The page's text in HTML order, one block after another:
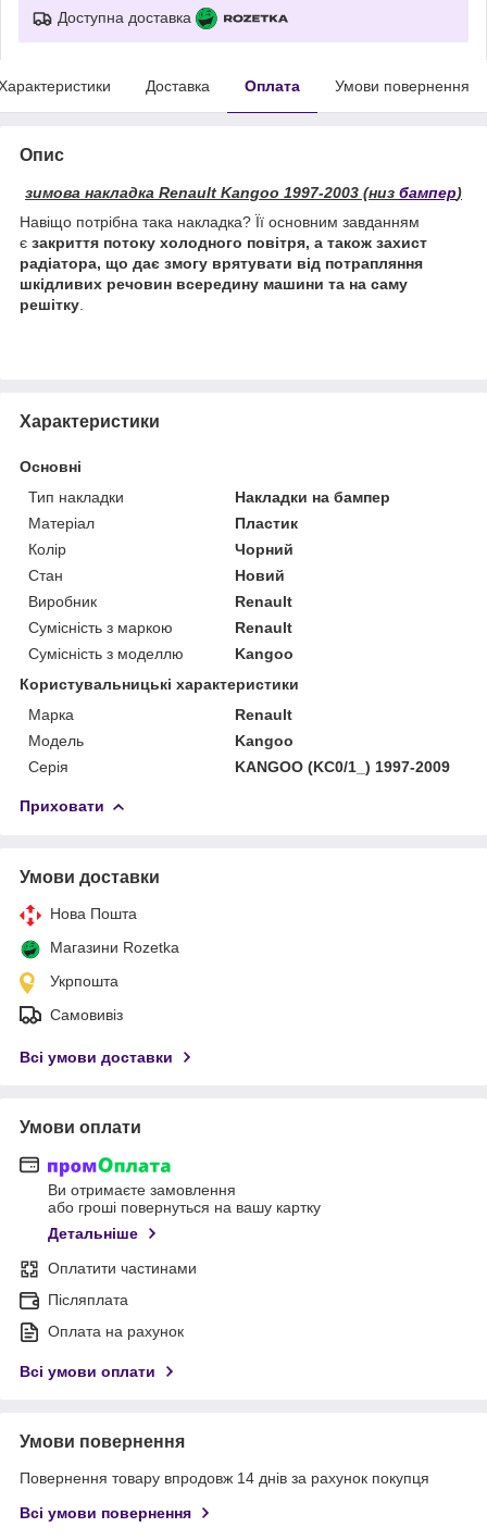
Доступна доставка
Доставка Оплата Умови повернення
Опис
зимова накладка Renault Kangoo 1997-2003 (низ бампер)
Навіщо потрібна така накладка? Її основним завданням
є закриття потоку холодного повітря, а також захист
радіатора, що дає змогу врятувати від потрапляння
шкідливих речовин всередину машини та на саму
решітку
Характеристики
Основні
Тип накладки
Накладки на бампер
Матеріал
Пластик
Колір
Чорний
Стан
Новий
Виробник
Renault
Сумісність з маркою
Renault
Сумісність з моделлю
Kangoo
Користувальницькі характеристики
Марка
Renault
Модель
Kangoo
Серія
KANGOO (KC0/1_) 1997-2009
Приховати
Умови доставки
Нова Пошта
Магазини Rozetka
Укрпошта
Самовивіз
Всі умови доставки
Умови оплати
Ви отримаєте замовлення
або гроші повернуться на вашу картку
Детальніше
Оплатити частинами
Післяплата
Оплата на рахунок
Всі умови оплати
Умови повернення
Повернення товару впродовж 14 днів за рахунок покупця
Всі умови повернення